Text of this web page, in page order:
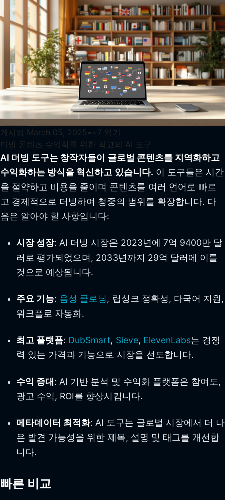
게시됨 March 05, 2025 • ~ 7 읽기
더빙 콘텐츠 수익화를 위한 최고의 AI 도구
AI 더빙 도구는 창작자들이 글로벌 콘텐츠를 지역화하고
수익화하는 방식을 혁신하고 있습니다. 이 도구들은 시간
을 절약하고 비용을 줄이며 콘텐츠를 여러 언어로 빠르
고 경제적으로 더빙하여 청중의 범위를 확장합니다. 다
음은 알아야 할 사항입니다:
시장 성장: AI 더빙 시장은 2023년에 7억 9400만 달
러로 평가되었으며, 2033년까지 29억 달러에 이를
것으로 예상됩니다.
주요 기능: 음성 클로닝, 립싱크 정확성, 다국어 지원,
워크플로 자동화.
최고 플랫폼: DubSmart, Sieve, ElevenLabs는 경쟁
력 있는 가격과 기능으로 시장을 선도합니다.
수익 증대 : AI 기반 분석 및 수익화 플랫폼은 참여도,
광고 수익, ROI를 향상시킵니다.
메타데이터 최적화: AI 도구는 글로벌 시장에서 더 나
은 발견 가능성을 위한 제목, 설명 및 태그를 개선합
니다.
빠른 비교